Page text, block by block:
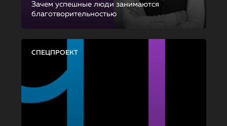
Зачем успешные люди занимаются
благотворительностью
СПЕЦПРОЕКТ